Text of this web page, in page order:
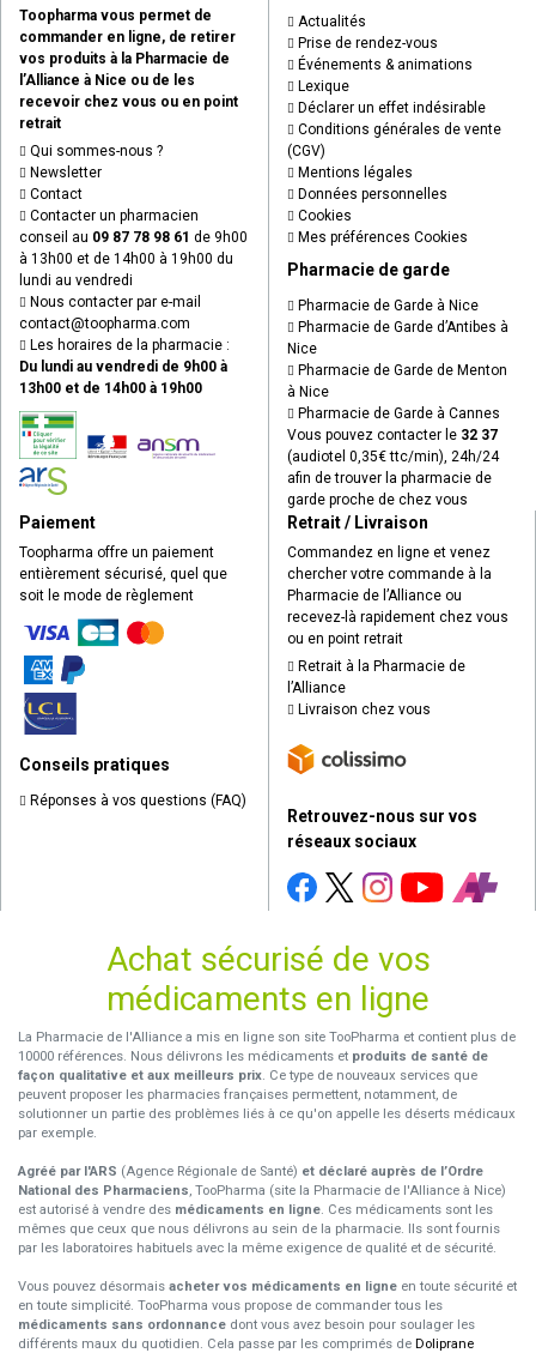
Toopharma vous permet de
commander en ligne, de retirer
vos produits à la Pharmacie de
l’Alliance à Nice ou de les
recevoir chez vous ou en point
retrait
Qui sommes-nous ?
Newsletter
Contact
Contacter un pharmacien
conseil au 09 87 78 98 61 de 9h00
à 13h00 et de 14h00 à 19h00 du
lundi au vendredi
Nous contacter par e-mail
contact@toopharma.com
Les horaires de la pharmacie :
Du lundi au vendredi de 9h00 à
13h00 et de 14h00 à 19h00
Actualités
Prise de rendez-vous
Événements & animations
Lexique
Déclarer un effet indésirable
Conditions générales de vente
(CGV)
Mentions légales
Données personnelles
Cookies
Mes préférences Cookies
Pharmacie de garde
Pharmacie de Garde à Nice
Pharmacie de Garde d’Antibes à
Nice
Pharmacie de Garde de Menton
à Nice
Pharmacie de Garde à Cannes
Vous pouvez contacter le 32 37
(audiotel 0,35€ ttc/min), 24h/24
afin de trouver la pharmacie de
garde proche de chez vous
Paiement
Toopharma offre un paiement
entièrement sécurisé, quel que
soit le mode de règlement
Conseils pratiques
Réponses à vos questions (FAQ)
Retrait / Livraison
Commandez en ligne et venez
chercher votre commande à la
Pharmacie de l’Alliance ou
recevez-là rapidement chez vous
ou en point retrait
Retrait à la Pharmacie de
l’Alliance
Livraison chez vous
Retrouvez-nous sur vos
réseaux sociaux
Achat sécurisé de vos
médicaments en ligne
La Pharmacie de l'Alliance a mis en ligne son site TooPharma et contient plus de
10000 références. Nous délivrons les médicaments et produits de santé de
façon qualitative et aux meilleurs prix. Ce type de nouveaux services que
peuvent proposer les pharmacies françaises permettent, notamment, de
solutionner un partie des problèmes liés à ce qu'on appelle les déserts médicaux
par exemple.
Agréé par l'ARS (Agence Régionale de Santé) et déclaré auprès de l’Ordre
National des Pharmaciens, TooPharma (site la Pharmacie de l'Alliance à Nice)
est autorisé à vendre des médicaments en ligne. Ces médicaments sont les
mêmes que ceux que nous délivrons au sein de la pharmacie. Ils sont fournis
par les laboratoires habituels avec la même exigence de qualité et de sécurité.
Vous pouvez désormais acheter vos médicaments en ligne en toute sécurité et
en toute simplicité. TooPharma vous propose de commander tous les
médicaments sans ordonnance dont vous avez besoin pour soulager les
différents maux du quotidien. Cela passe par les comprimés de Doliprane